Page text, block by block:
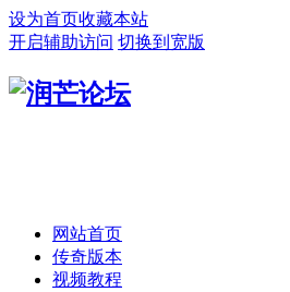
设为首页收藏本站
开启辅助访问 切换到宽版
网站首页
传奇版本
视频教程